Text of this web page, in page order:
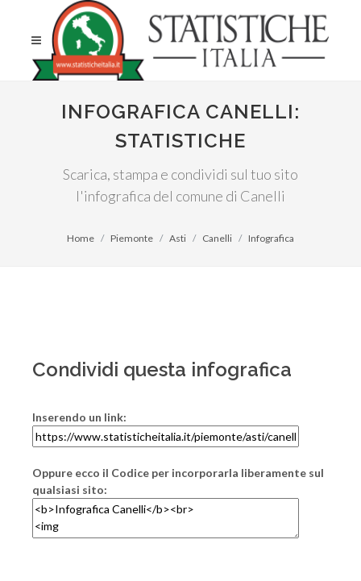
INFOGRAFICA CANELLI:
STATISTICHE
Scarica, stampa e condividi sul tuo sito
l'infografica del comune di Canelli
Home Piemonte Asti Canelli Infografica
Condividi questa infografica
Inserendo un link:
Oppure ecco il Codice per incorporarla liberamente sul
qualsiasi sito: